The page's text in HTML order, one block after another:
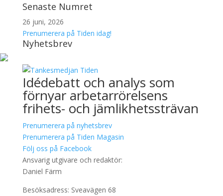
Senaste Numret
26 juni, 2026
Prenumerera på Tiden idag!
Nyhetsbrev
Idédebatt och analys som
förnyar arbetarrörelsens
frihets- och jämlikhetssträvan
Prenumerera på nyhetsbrev
Prenumerera på Tiden Magasin
Följ oss på Facebook
Ansvarig utgivare och redaktör:
Daniel Färm
Besöksadress: Sveavägen 68